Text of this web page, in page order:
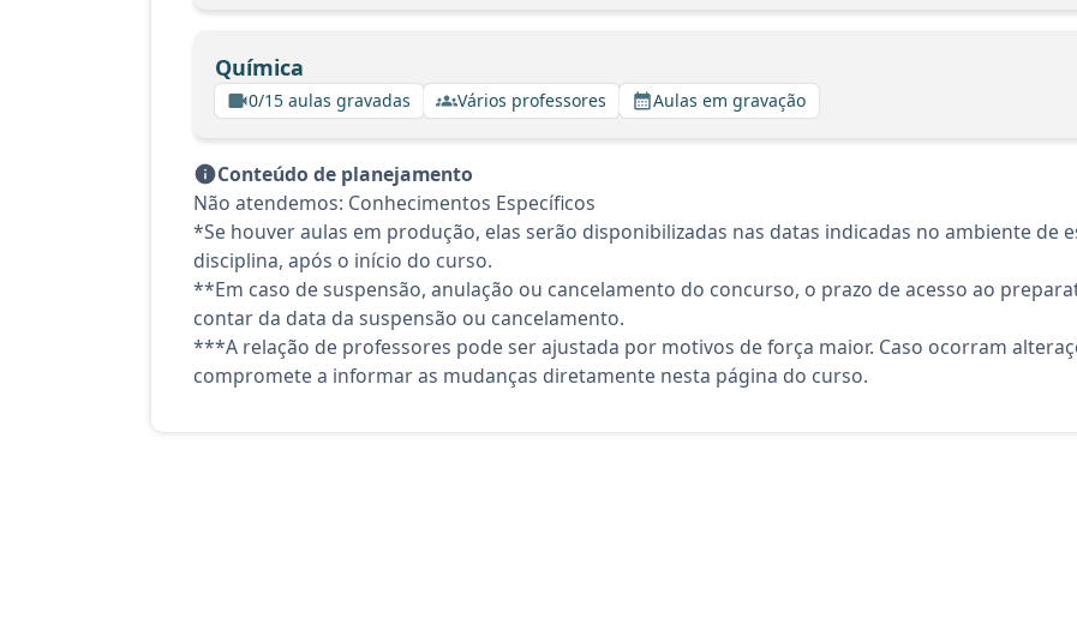
Química
0/15 aulas gravadas Vários professores Aulas em gravação
Conteúdo de planejamento
Não atendemos: Conhecimentos Específicos
*Se houver aulas em produção, elas serão disponibilizadas nas datas indicadas no ambiente de
disciplina, após o início do curso.
**Em caso de suspensão, anulação ou cancelamento do concurso, o prazo de acesso ao
contar da data da suspensão ou cancelamento.
***A relação de professores pode ser ajustada por motivos de força maior. Caso ocorram
compromete a informar as mudanças diretamente nesta página do curso.